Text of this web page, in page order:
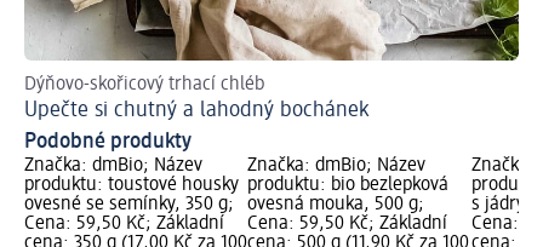
Dýňovo-skořicový trhací chléb
Upečte si chutný a lahodný bochánek
Podobné produkty
Značka: dmBio; Název
produktu: toustové housky
ovesné se semínky, 350 g;
Cena: 59,50 Kč; Základní
Značka: dmBio; Název
produktu: bio bezlepková
ovesná mouka, 500 g;
Cena: 59,50 Kč; Základní
Značka:
s jádry
Cena: